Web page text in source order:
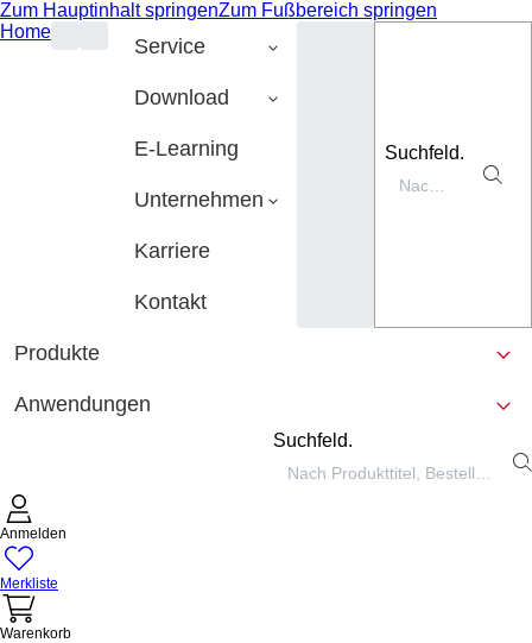
Zum Hauptinhalt springenZum Fußbereich springen
Home
Service
Download
E-Learning
Unternehmen
Karriere
Kontakt
Suchfeld.
Produkte
Anwendungen
Suchfeld.
Anmelden
Merkliste
Warenkorb